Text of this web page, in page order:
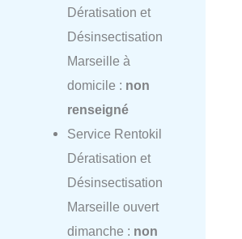
Dératisation et
Désinsectisation
Marseille à
domicile : non
renseigné
Service Rentokil
Dératisation et
Désinsectisation
Marseille ouvert
dimanche : non